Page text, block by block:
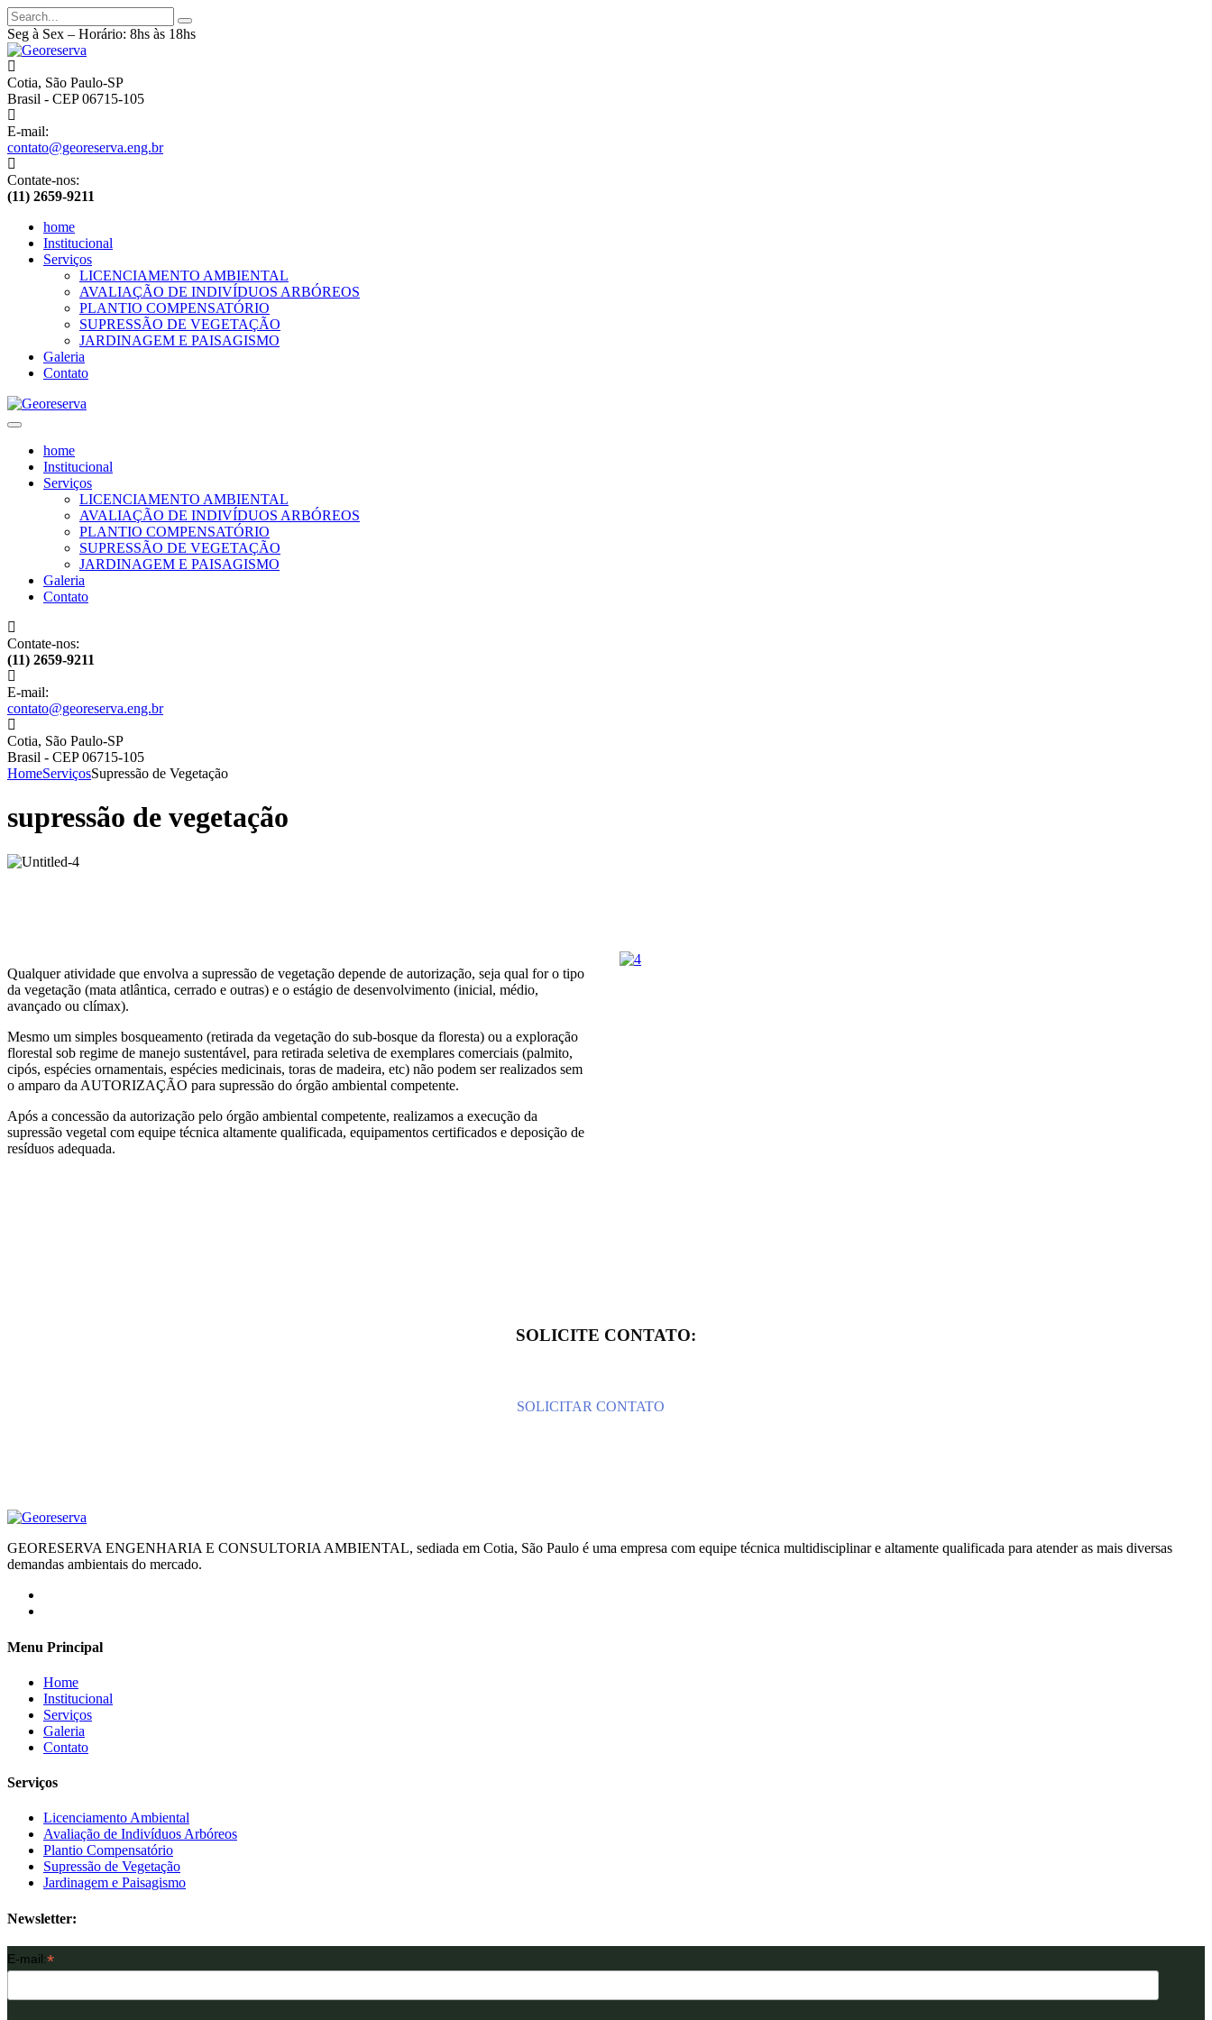
Seg à Sex – Horário: 8hs às 18hs
Cotia, São Paulo-SP
Brasil - CEP 06715-105
E-mail:
contato@georeserva.eng.br
Contate-nos:
(11) 2659-9211
home
Institucional
Serviços
LICENCIAMENTO AMBIENTAL
AVALIAÇÃO DE INDIVÍDUOS ARBÓREOS
PLANTIO COMPENSATÓRIO
SUPRESSÃO DE VEGETAÇÃO
JARDINAGEM E PAISAGISMO
Galeria
Contato
home
Institucional
Serviços
LICENCIAMENTO AMBIENTAL
AVALIAÇÃO DE INDIVÍDUOS ARBÓREOS
PLANTIO COMPENSATÓRIO
SUPRESSÃO DE VEGETAÇÃO
JARDINAGEM E PAISAGISMO
Galeria
Contato
Contate-nos:
(11) 2659-9211
E-mail:
contato@georeserva.eng.br
Cotia, São Paulo-SP
Brasil - CEP 06715-105
HomeServiçosSupressão de Vegetação
supressão de vegetação
Qualquer atividade que envolva a supressão de vegetação depende de autorização, seja qual for o tipo
da vegetação (mata atlântica, cerrado e outras) e o estágio de desenvolvimento (inicial, médio,
avançado ou clímax).
Mesmo um simples bosqueamento (retirada da vegetação do sub-bosque da floresta) ou a exploração
florestal sob regime de manejo sustentável, para retirada seletiva de exemplares comerciais (palmito,
cipós, espécies ornamentais, espécies medicinais, toras de madeira, etc) não podem ser realizados sem
o amparo da AUTORIZAÇÃO para supressão do órgão ambiental competente.
Após a concessão da autorização pelo órgão ambiental competente, realizamos a execução da
supressão vegetal com equipe técnica altamente qualificada, equipamentos certificados e deposição de
resíduos adequada.
SOLICITE CONTATO:
SOLICITAR CONTATO
GEORESERVA ENGENHARIA E CONSULTORIA AMBIENTAL, sediada em Cotia, São Paulo é uma empresa com equipe técnica multidisciplinar e altamente qualificada para atender as mais diversas
demandas ambientais do mercado.
Menu Principal
Home
Institucional
Serviços
Galeria
Contato
Serviços
Licenciamento Ambiental
Avaliação de Indivíduos Arbóreos
Plantio Compensatório
Supressão de Vegetação
Jardinagem e Paisagismo
Newsletter:
E-mail:*